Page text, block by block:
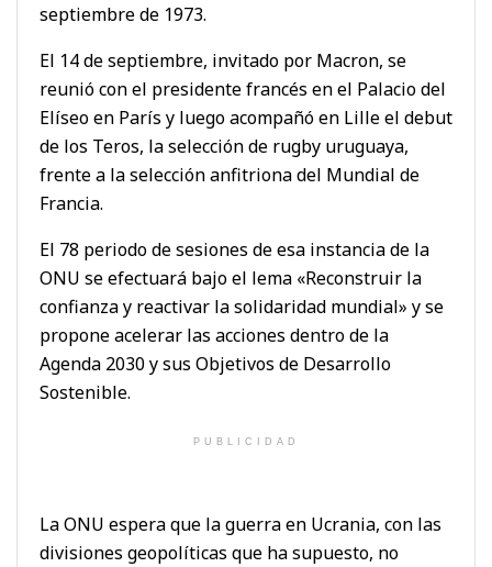
septiembre de 1973.
El 14 de septiembre, invitado por Macron, se
reunió con el presidente francés en el Palacio del
Elíseo en París y luego acompañó en Lille el debut
de los Teros, la selección de rugby uruguaya,
frente a la selección anfitriona del Mundial de
Francia.
El 78 periodo de sesiones de esa instancia de la
ONU se efectuará bajo el lema «Reconstruir la
confianza y reactivar la solidaridad mundial» y se
propone acelerar las acciones dentro de la
Agenda 2030 y sus Objetivos de Desarrollo
Sostenible.
PUBLICIDAD
La ONU espera que la guerra en Ucrania, con las
divisiones geopolíticas que ha supuesto, no